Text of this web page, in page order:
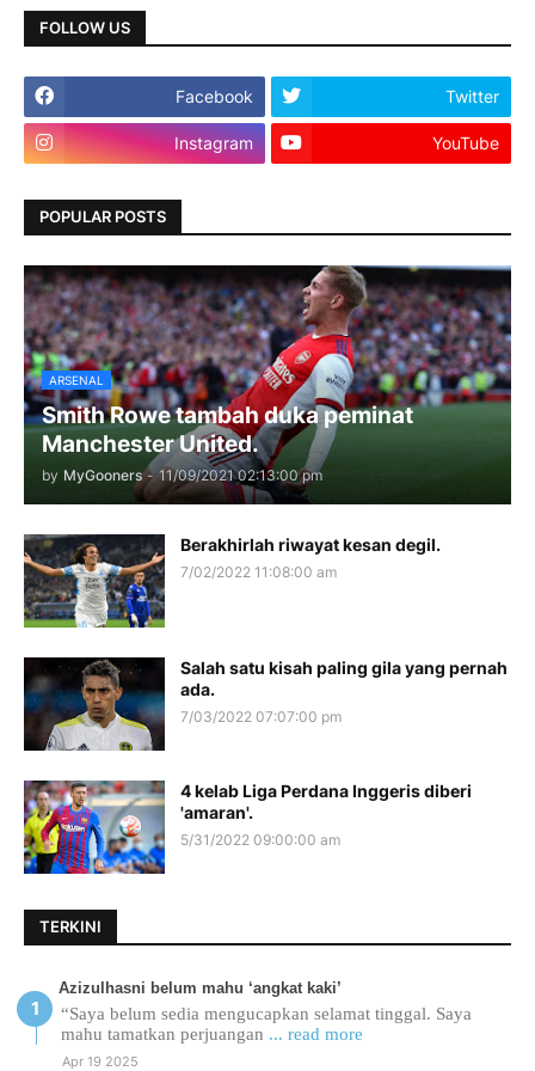
FOLLOW US
Facebook Twitter
Instagram YouTube
POPULAR POSTS
ARSENAL
Smith Rowe tambah duka peminat
Manchester United.
by MyGooners - 11/09/2021 02:13:00 pm
Berakhirlah riwayat kesan degil.
7/02/2022 11:08:00 am
Salah satu kisah paling gila yang pernah
ada.
7/03/2022 07:07:00 pm
4 kelab Liga Perdana Inggeris diberi
'amaran'.
5/31/2022 09:00:00 am
TERKINI
Azizulhasni belum mahu ‘angkat kaki’
“Saya belum sedia mengucapkan selamat tinggal. Saya
mahu tamatkan perjuangan ... read more
Apr 19 2025